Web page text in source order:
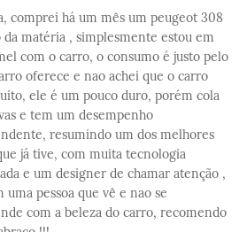
comprei há um mês um peugeot 308
da matéria , simplesmente estou em
com o carro, o consumo é justo pelo
oferece e nao achei que o carro
ele é um pouco duro, porém cola
e tem um desempenho
resumindo um dos melhores
já tive, com muita tecnologia
e um designer de chamar atenção ,
uma pessoa que vê e nao se
com a beleza do carro, recomendo